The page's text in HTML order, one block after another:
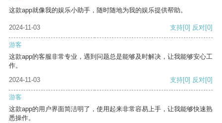
这款app就像我的娱乐小助手，随时随地为我的娱乐提供帮助。
2024-11-03 支持[0] 反对[0]
游客
这款app的客服非常专业，遇到问题总是能够及时解决，让我能够安心工
作。
2024-11-03
支持[0] 反对[0]
游客
这款app的用户界面简洁明了，使用起来非常容易上手，让我能够快速熟
悉操作。